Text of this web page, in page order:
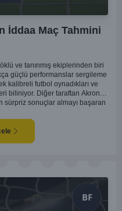
İddaa Maç Tahmini
ve tanınmış ekiplerinden biri
güçlü performanslar sergileme
kalibreli futbol oynadıkları ve
biliniyor. Diğer taraftan Akron,
sürpriz sonuçlar almayı başaran
sergilemekte
form durumunun ve evinde
olması muhtemel